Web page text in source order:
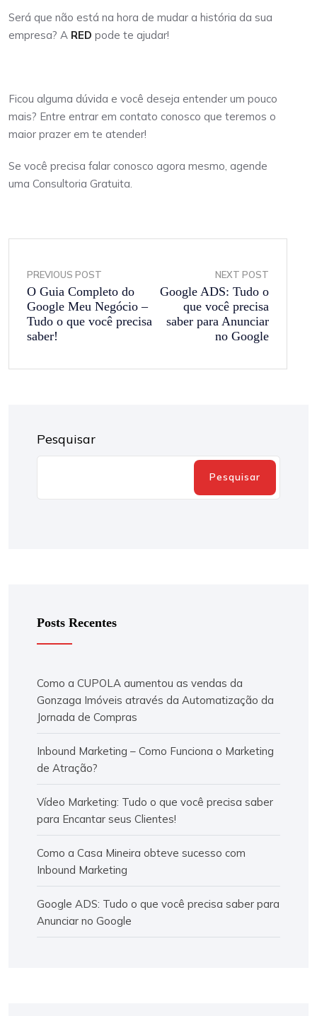
Será que não está na hora de mudar a história da sua
empresa? A RED pode te ajudar!
Ficou alguma dúvida e você deseja entender um pouco
mais? Entre entrar em contato conosco que teremos o
maior prazer em te atender!
Se você precisa falar conosco agora mesmo, agende
uma Consultoria Gratuita.
PREVIOUS POST
O Guia Completo do
Google Meu Negócio –
Tudo o que você precisa
saber!
NEXT POST
Google ADS: Tudo o
que você precisa
saber para Anunciar
no Google
Pesquisar
Pesquisar
Posts Recentes
Como a CUPOLA aumentou as vendas da
Gonzaga Imóveis através da Automatização da
Jornada de Compras
Inbound Marketing – Como Funciona o Marketing
de Atração?
Vídeo Marketing: Tudo o que você precisa saber
para Encantar seus Clientes!
Como a Casa Mineira obteve sucesso com
Inbound Marketing
Google ADS: Tudo o que você precisa saber para
Anunciar no Google